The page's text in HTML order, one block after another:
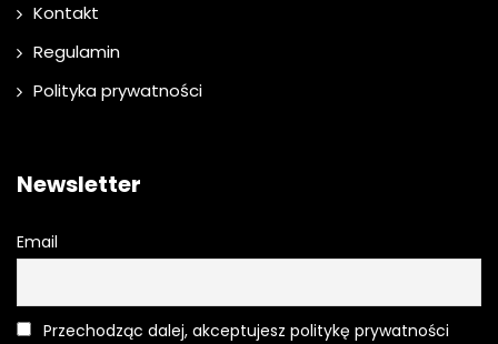
Kontakt
Regulamin
Polityka prywatności
Newsletter
Email
Przechodząc dalej, akceptujesz politykę prywatności